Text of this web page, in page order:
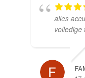
alles
volledige